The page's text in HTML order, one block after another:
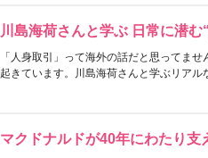
川島海荷さんと学ぶ 日常に潜
「人身取引」って海外の話だと思ってま
起きています。川島海荷さんと学ぶリアル
マクドナルドが40年にわたり支